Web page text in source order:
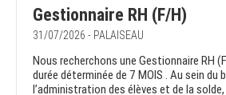
Gestionnaire RH (F/H)
31/07/2026 - PALAISEAU
Nous recherchons une Gestionnaire RH
durée déterminée de 7 MOIS . Au sein du
l’administration des élèves et de la